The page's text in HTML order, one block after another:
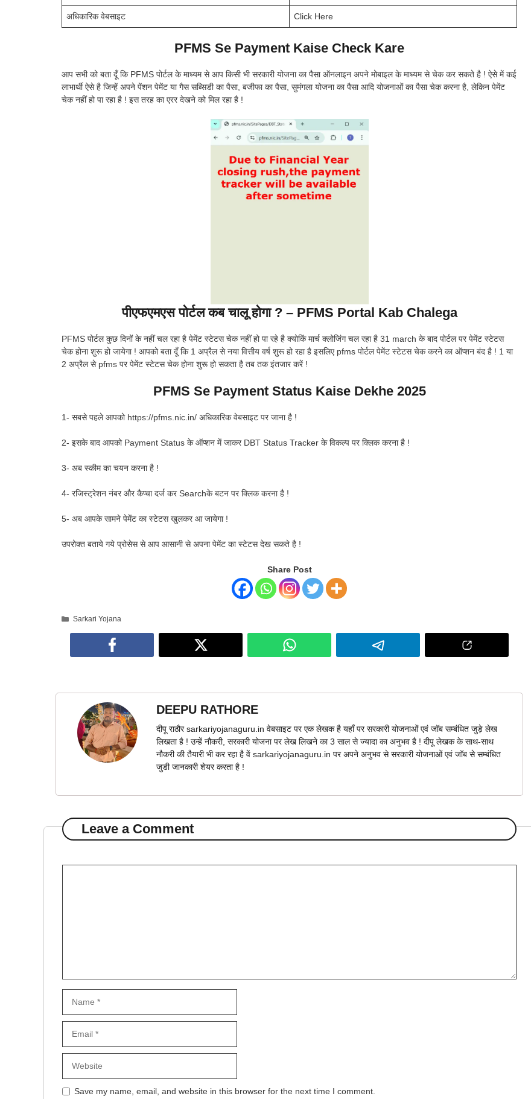
अधिकारिक वेबसाइट Click Here
PFMS Se Payment Kaise Check Kare
आप सभी को बता दूँ कि PFMS पोर्टल के माध्यम से आप किसी भी सरकारी योजना का पैसा ऑनलाइन अपने मोबाइल के माध्यम से चेक कर सकते है ! ऐसे में कई
लाभार्थी ऐसे है जिन्हें अपने पेंशन पेमेंट या गैस सब्सिडी का पैसा, बजीफा का पैसा, सुमंगला योजना का पैसा आदि योजनाओं का पैसा चेक करना है, लेकिन पेमेंट
चेक नहीं हो पा रहा है ! इस तरह का एरर देखने को मिल रहा है !
पीएफएमएस पोर्टल कब चालू होगा ? – PFMS Portal Kab Chalega
PFMS पोर्टल कुछ दिनों के नहीं चल रहा है पेमेंट स्टेटस चेक नहीं हो पा रहे है क्योकिं मार्च क्लोजिंग चल रहा है 31 march के बाद पोर्टल पर पेमेंट स्टेटस
चेक होना शुरू हो जायेगा ! आपको बता दूँ कि 1 अप्रैल से नया वित्तीय वर्ष शुरू हो रहा है इसलिए pfms पोर्टल पेमेंट स्टेटस चेक करने का ऑप्शन बंद है ! 1 या
2 अप्रैल से pfms पर पेमेंट स्टेटस चेक होना शुरू हो सकता है तब तक इंतजार करें !
PFMS Se Payment Status Kaise Dekhe 2025
1- सबसे पहले आपको https://pfms.nic.in/ अधिकारिक वेबसाइट पर जाना है !
2- इसके बाद आपको Payment Status के ऑप्शन में जाकर DBT Status Tracker के विकल्प पर क्लिक करना है !
3- अब स्कीम का चयन करना है !
4- रजिस्ट्रेशन नंबर और कैप्चा दर्ज कर Searchके बटन पर क्लिक करना है !
5- अब आपके सामने पेमेंट का स्टेटस खुलकर आ जायेगा !
उपरोक्त बताये गये प्रोसेस से आप आसानी से अपना पेमेंट का स्टेटस देख सकते है !
Share Post
Categories
Sarkari Yojana
DEEPU RATHORE
दीपू राठौर sarkariyojanaguru.in वेबसाइट पर एक लेखक है यहाँ पर सरकारी योजनाओं एवं जॉब सम्बंधित जुड़े लेख
लिखता है ! उन्हें नौकरी, सरकारी योजना पर लेख लिखने का 3 साल से ज्यादा का अनुभव है ! दीपू लेखक के साथ-साथ
नौकरी की तैयारी भी कर रहा है वें sarkariyojanaguru.in पर अपने अनुभव से सरकारी योजनाओं एवं जॉब से सम्बंधित
जुडी जानकारी शेयर करता है !
Leave a Comment
Save my name, email, and website in this browser for the next time I comment.